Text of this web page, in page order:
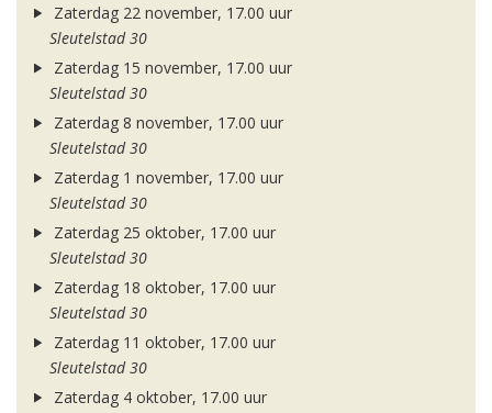
Zaterdag 22 november, 17.00 uur
Sleutelstad 30
Zaterdag 15 november, 17.00 uur
Sleutelstad 30
Zaterdag 8 november, 17.00 uur
Sleutelstad 30
Zaterdag 1 november, 17.00 uur
Sleutelstad 30
Zaterdag 25 oktober, 17.00 uur
Sleutelstad 30
Zaterdag 18 oktober, 17.00 uur
Sleutelstad 30
Zaterdag 11 oktober, 17.00 uur
Sleutelstad 30
Zaterdag 4 oktober, 17.00 uur